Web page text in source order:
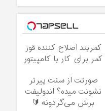
کمربند اصلاح کننده قوز
کمر برای کار با کامپیتور
صورتت از سنت پیرتر
نشونت میده؟ اندولیفت
برش می‌گردونه 🔰